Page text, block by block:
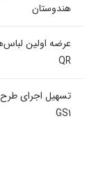
هندوستان
عرضه اولین
QR
GS1